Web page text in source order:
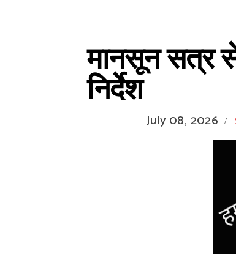
मानसून सत्र
निर्देश
July 08, 2026 /